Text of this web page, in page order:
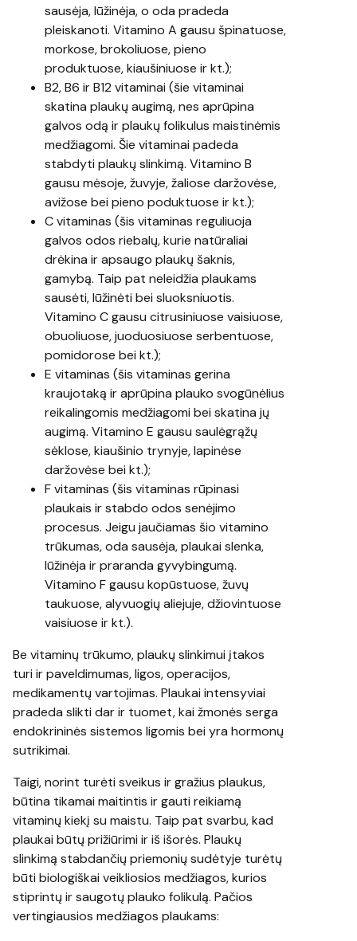
sausėja, lūžinėja, o oda pradeda
pleiskanoti. Vitamino A gausu špinatuose,
morkose, brokoliuose, pieno
produktuose, kiaušiniuose ir kt.);
B2, B6 ir B12 vitaminai (šie vitaminai
skatina plaukų augimą, nes aprūpina
galvos odą ir plaukų folikulus maistinėmis
medžiagomi. Šie vitaminai padeda
stabdyti plaukų slinkimą. Vitamino B
gausu mėsoje, žuvyje, žaliose daržovėse,
avižose bei pieno poduktuose ir kt.);
C vitaminas (šis vitaminas reguliuoja
galvos odos riebalų, kurie natūraliai
drėkina ir apsaugo plaukų šaknis,
gamybą. Taip pat neleidžia plaukams
sausėti, lūžinėti bei sluoksniuotis.
Vitamino C gausu citrusiniuose vaisiuose,
obuoliuose, juoduosiuose serbentuose,
pomidorose bei kt.);
E vitaminas (šis vitaminas gerina
kraujotaką ir aprūpina plauko svogūnėlius
reikalingomis medžiagomi bei skatina jų
augimą. Vitamino E gausu saulėgrąžų
sėklose, kiaušinio trynyje, lapinėse
daržovėse bei kt.);
F vitaminas (šis vitaminas rūpinasi
plaukais ir stabdo odos senėjimo
procesus. Jeigu jaučiamas šio vitamino
trūkumas, oda sausėja, plaukai slenka,
lūžinėja ir praranda gyvybingumą.
Vitamino F gausu kopūstuose, žuvų
taukuose, alyvuogių aliejuje, džiovintuose
vaisiuose ir kt.).
Be vitaminų trūkumo, plaukų slinkimui įtakos
turi ir paveldimumas, ligos, operacijos,
medikamentų vartojimas. Plaukai intensyviai
pradeda slikti dar ir tuomet, kai žmonės serga
endokrininės sistemos ligomis bei yra hormonų
sutrikimai.
Taigi, norint turėti sveikus ir gražius plaukus,
būtina tikamai maitintis ir gauti reikiamą
vitaminų kiekį su maistu. Taip pat svarbu, kad
plaukai būtų prižiūrimi ir iš išorės. Plaukų
slinkimą stabdančių priemonių sudėtyje turėtų
būti biologiškai veikliosios medžiagos, kurios
stiprintų ir saugotų plauko folikulą. Pačios
vertingiausios medžiagos plaukams: